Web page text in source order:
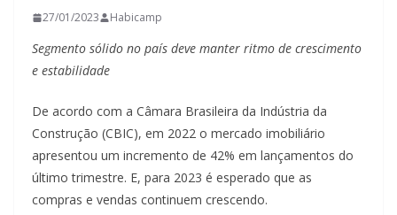
27/01/2023 Habicamp
Segmento sólido no país deve manter ritmo de crescimento
e estabilidade
De acordo com a Câmara Brasileira da Indústria da
Construção (CBIC), em 2022 o mercado imobiliário
apresentou um incremento de 42% em lançamentos do
último trimestre. E, para 2023 é esperado que as
compras e vendas continuem crescendo.